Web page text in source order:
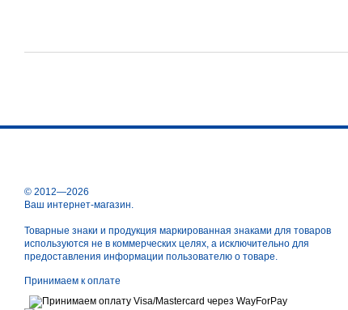
© 2012—2026
Ваш интернет-магазин.
Товарные знаки и продукция маркированная знаками для товаров
используются не в коммерческих целях, а исключительно для
предоставления информации пользователю о товаре.
Принимаем к оплате